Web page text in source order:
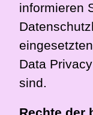
informieren
Data
sind.